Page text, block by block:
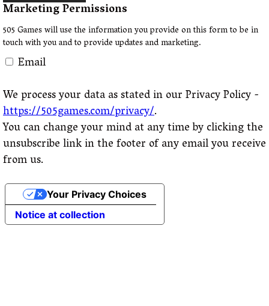
Marketing Permissions
505 Games will use the information you provide on this form to be in
touch with you and to provide updates and marketing.
Email
We process your data as stated in our Privacy Policy -
https://505games.com/privacy/.
You can change your mind at any time by clicking the
unsubscribe link in the footer of any email you receive
from us.
Notice at collection
Your Privacy Choices